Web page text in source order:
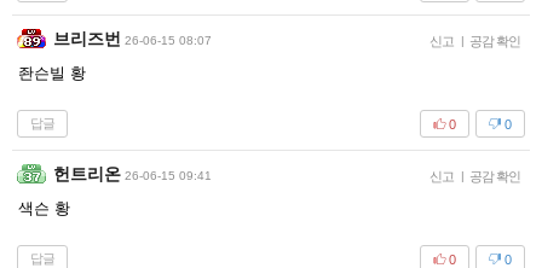
브리즈번 26-06-15 08:07 신고 | 공감 확인
좐슨빌 황
답글 0
0
헌트리온 26-06-15 09:41 신고 | 공감 확인
색슨 황
답글 0
0